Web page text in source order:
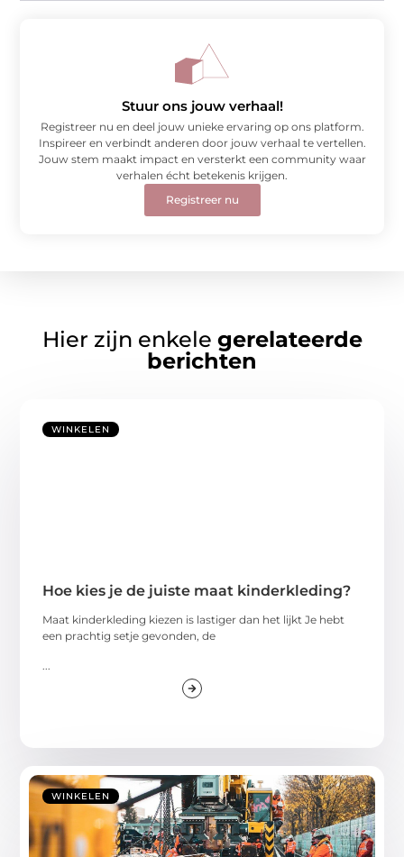
Stuur ons jouw verhaal!
Registreer nu en deel jouw unieke ervaring op ons platform.
Inspireer en verbindt anderen door jouw verhaal te vertellen.
Jouw stem maakt impact en versterkt een community waar
verhalen écht betekenis krijgen.
Registreer nu
Hier zijn enkele gerelateerde
berichten
WINKELEN
Hoe kies je de juiste maat kinderkleding?
Maat kinderkleding kiezen is lastiger dan het lijkt Je hebt
een prachtig setje gevonden, de
WINKELEN